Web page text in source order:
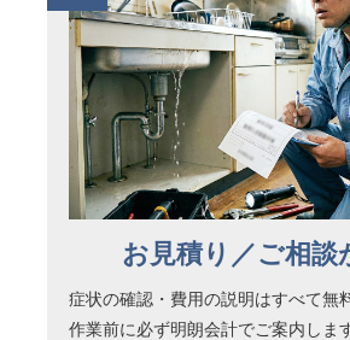
お見積り／ご相談
症状の確認・費用の説明はすべて無
作業前に必ず明朗会計でご案内しま